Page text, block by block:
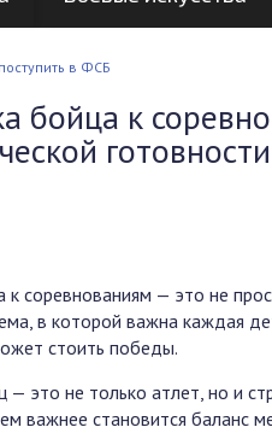
в ФСБ
бойца к
готовности
соревнованиям — это не
в которой важна каждая
стоить победы.
это не только атлет, но и
важнее становится баланс